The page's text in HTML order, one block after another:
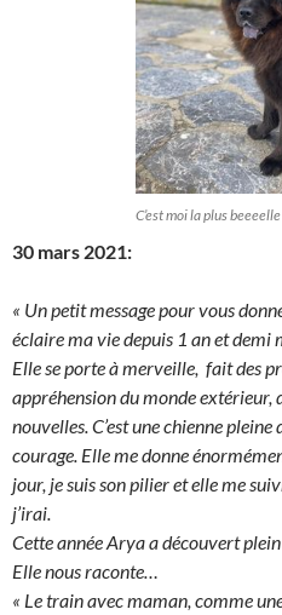
C’est moi la plus beeeelle
30 mars 2021:
« Un petit message pour vous
éclaire ma vie depuis 1 an et demi
Elle se porte à merveille, fait des
appréhension du monde extérieur,
nouvelles. C’est une chienne
courage. Elle me donne
jour, je suis son pilier et elle me
j’irai.
Cette année Arya a découvert plein
Elle nous raconte…
« Le train avec maman, comme